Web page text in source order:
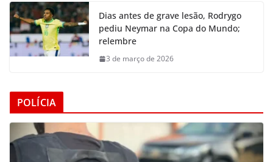
Dias antes de grave lesão, Rodrygo
pediu Neymar na Copa do Mundo;
relembre
3 de março de 2026
POLÍCIA